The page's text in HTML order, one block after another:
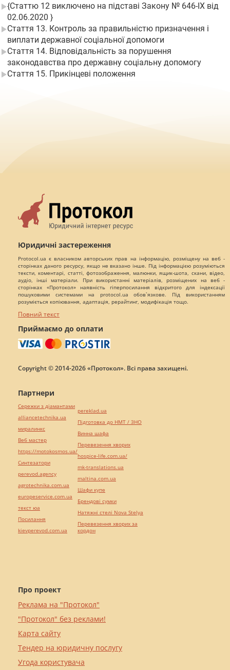
{Статтю 12 виключено на підставі Закону № 646-IX від
02.06.2020 }
Стаття 13. Контроль за правильністю призначення і
виплати державної соціальної допомоги
Стаття 14. Відповідальність за порушення
законодавства про державну соціальну допомогу
Стаття 15. Прикінцеві положення
Юридичні застереження
Protocol.ua є власником авторських прав на інформацію, розміщену на веб -
сторінках даного ресурсу, якщо не вказано інше. Під інформацією розуміються
тексти, коментарі, статті, фотозображення, малюнки, ящик-шота, скани, відео,
аудіо, інші матеріали. При використанні матеріалів, розміщених на веб -
сторінках «Протокол» наявність гіперпосилання відкритого для індексації
пошуковими системами на protocol.ua обов`язкове. Під використанням
розуміється копіювання, адаптація, рерайтинг, модифікація тощо.
Повний текст
Приймаємо до оплати
Copyright © 2014-2026 «Протокол». Всі права захищені.
Про проект
Реклама на "Протокол"
"Протокол" без реклами!
Карта сайту
Тендер на юридичну послугу
Угода користувача
Партнери
Сережки з діамантами
alliancetechnika.ua
миралинкс
Веб мастер
https://motokosmos.ua/
Синтезатори
perevod.agency
agrotechnika.com.ua
europeservice.com.ua
текст юа
Посилання
kievperevod.com.ua
pereklad.ua
Підготовка до НМТ / ЗНО
Винна шафа
Перевезення хворих
hospice-life.com.ua/
mk-translations.ua
maltina.com.ua
Шафи купе
Брендові сумки
Натяжні стелі Nova Stelya
Перевезення хворих за
кордон